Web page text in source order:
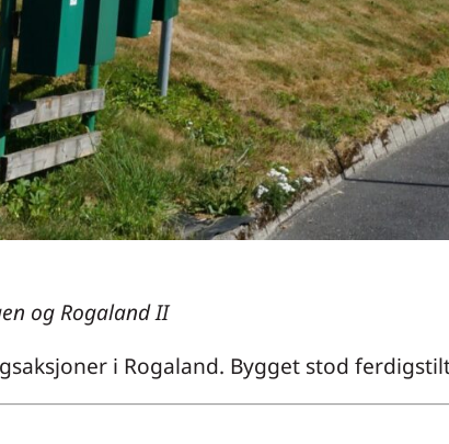
og Rogaland II
i Rogaland. Bygget stod